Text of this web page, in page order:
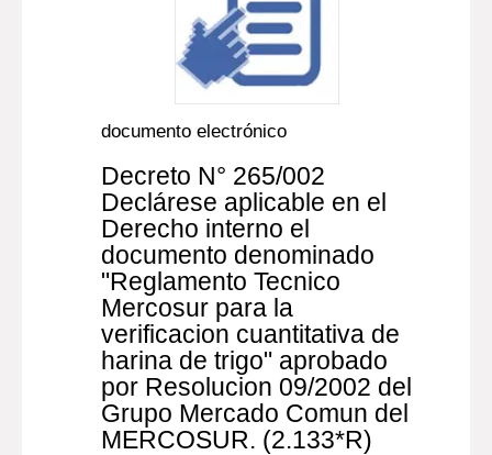
documento electrónico
Decreto N° 265/002
Declárese aplicable en el
Derecho interno el
documento denominado
"Reglamento Tecnico
Mercosur para la
verificacion cuantitativa de
harina de trigo" aprobado
por Resolucion 09/2002 del
Grupo Mercado Comun del
MERCOSUR. (2.133*R)